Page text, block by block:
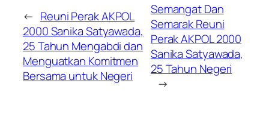
← Reuni Perak AKPOL
2000 Sanika Satyawada,
25 Tahun Mengabdi dan
Menguatkan Komitmen
Bersama untuk Negeri
Semangat Dan
Semarak Reuni
Perak AKPOL 2000
Sanika Satyawada,
25 Tahun Negeri
→